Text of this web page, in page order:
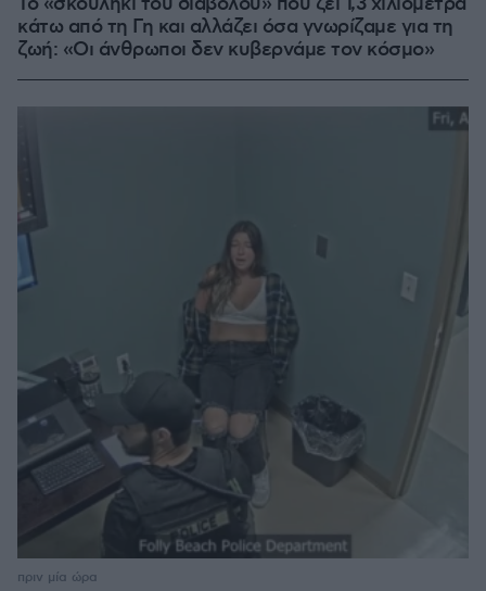
κάτω από τη Γη και αλλάζει όσα γνωρίζαμε για τη
ζωή: «Οι άνθρωποι δεν κυβερνάμε τον κόσμο»
πριν μία ώρα